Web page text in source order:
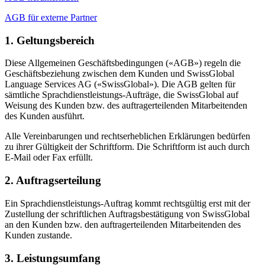
AGB für externe Partner
1. Geltungsbereich
Diese Allgemeinen Geschäftsbedingungen («AGB») regeln die
Geschäftsbeziehung zwischen dem Kunden und SwissGlobal
Language Services AG («SwissGlobal»). Die AGB gelten für
sämtliche Sprachdienstleistungs-Aufträge, die SwissGlobal auf
Weisung des Kunden bzw. des auftragerteilenden Mitarbeitenden
des Kunden ausführt.
Alle Vereinbarungen und rechtserheblichen Erklärungen bedürfen
zu ihrer Gültigkeit der Schriftform. Die Schriftform ist auch durch
E-Mail oder Fax erfüllt.
2. Auftragserteilung
Ein Sprachdienstleistungs-Auftrag kommt rechtsgültig erst mit der
Zustellung der schriftlichen Auftragsbestätigung von SwissGlobal
an den Kunden bzw. den auftragerteilenden Mitarbeitenden des
Kunden zustande.
3. Leistungsumfang